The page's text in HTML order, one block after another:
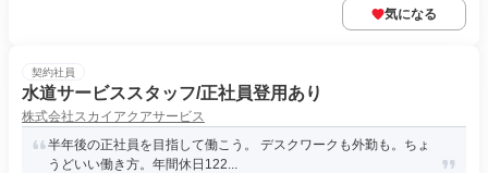
気になる
契約社員
水道サービススタッフ/正社員登用あり
株式会社スカイアクアサービス
半年後の正社員を目指して働こう。 デスクワークも外勤も。ちょ
うどいい働き方。年間休日122...